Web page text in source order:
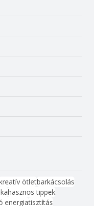
ötletbarkácsolás
hasznos tippek
energiatisztítás